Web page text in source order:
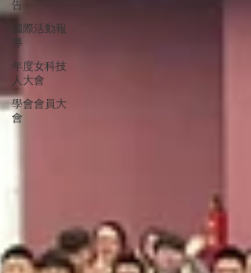
告
國際活動報
導
年度女科技
人大會
學會會員大
會